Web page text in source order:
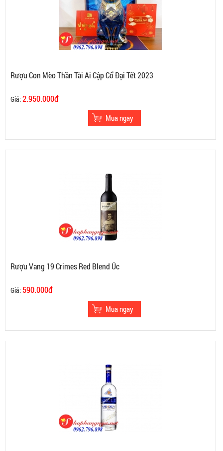
Rượu Con Mèo Thần Tài Ai Cập Cổ Đại Tết 2023
Giá:2.950.000đ
Rượu Vang 19 Crimes Red Blend Úc
Giá: 590.000đ